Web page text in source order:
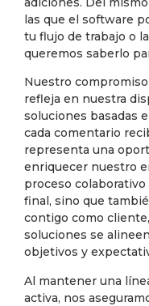
las que el software
tu flujo de trabajo o
queremos saberlo
Nuestro
refleja en nuestra
soluciones basadas
cada comentario
representa una
enriquecer nuestro
proceso
final, sino que
contigo como
soluciones se
objetivos y
Al mantener una
activa, nos